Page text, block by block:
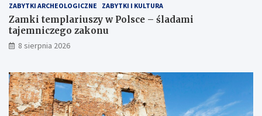
ZABYTKI ARCHEOLOGICZNE
ZABYTKI I KULTURA
Zamki templariuszy w Polsce – śladami
tajemniczego zakonu
8 sierpnia 2026